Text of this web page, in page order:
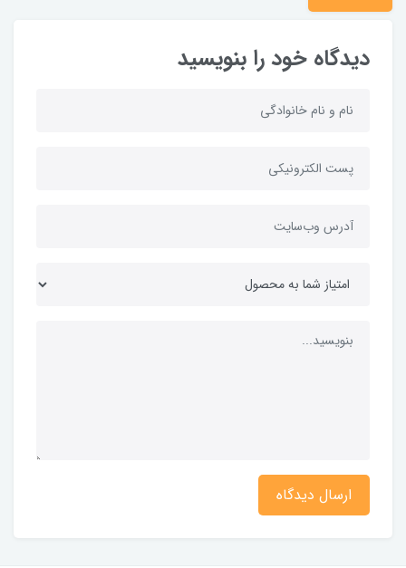
دیدگاه خود را بنویسید
ارسال دیدگاه